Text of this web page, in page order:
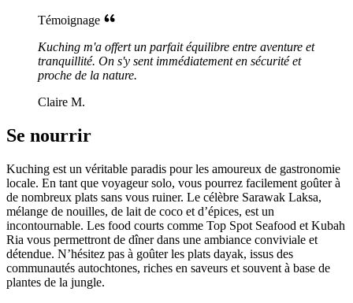
Témoignage
Kuching m'a offert un parfait équilibre entre aventure et
tranquillité. On s'y sent immédiatement en sécurité et
proche de la nature.
Claire M.
Se nourrir
Kuching est un véritable paradis pour les amoureux de gastronomie
locale. En tant que voyageur solo, vous pourrez facilement goûter à
de nombreux plats sans vous ruiner. Le célèbre Sarawak Laksa,
mélange de nouilles, de lait de coco et d’épices, est un
incontournable. Les food courts comme Top Spot Seafood et Kubah
Ria vous permettront de dîner dans une ambiance conviviale et
détendue. N’hésitez pas à goûter les plats dayak, issus des
communautés autochtones, riches en saveurs et souvent à base de
plantes de la jungle.